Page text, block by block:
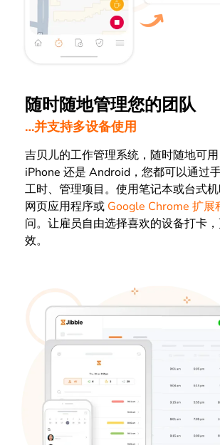
随时随地管理您的团队
…并支持多设备使用
吉贝儿的工作管理系统，随时随地可
iPhone 还是 Android，您都可以通过
工时、管理项目。使用笔记本或台式
网页应用程序或 Google Chrome 扩展
问。让雇员自由选择喜欢的设备打卡
效。